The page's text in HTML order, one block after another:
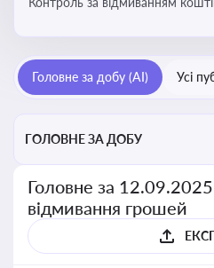
сплати податків. Вбудовування
Головне за добу (AI) Усі
ГОЛОВНЕ ЗА ДОБУ
Головне за
відмивання грошей